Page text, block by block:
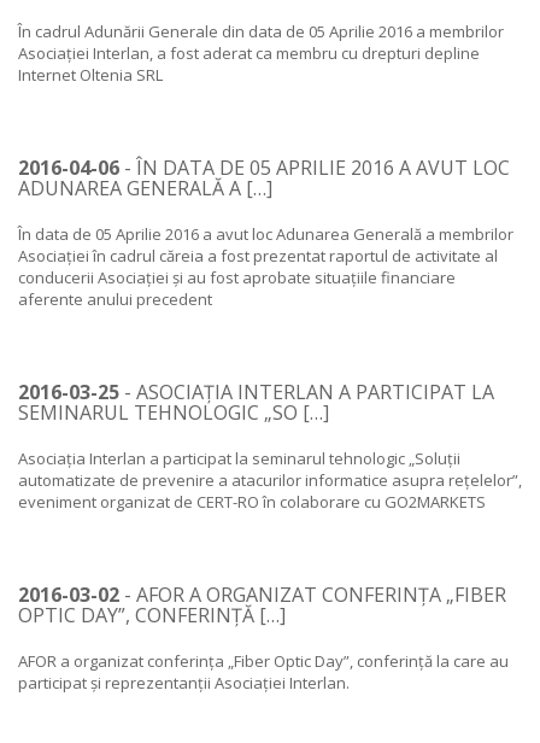
În cadrul Adunării Generale din data de 05 Aprilie 2016 a membrilor
Asociației Interlan, a fost aderat ca membru cu drepturi depline
Internet Oltenia SRL
2016-04-06 - ÎN DATA DE 05 APRILIE 2016 A AVUT LOC
ADUNAREA GENERALĂ A […]
În data de 05 Aprilie 2016 a avut loc Adunarea Generală a membrilor
Asociației în cadrul căreia a fost prezentat raportul de activitate al
conducerii Asociației și au fost aprobate situațiile financiare
aferente anului precedent
2016-03-25 - ASOCIAȚIA INTERLAN A PARTICIPAT LA
SEMINARUL TEHNOLOGIC „SO […]
Asociația Interlan a participat la seminarul tehnologic „Soluții
automatizate de prevenire a atacurilor informatice asupra rețelelor”,
eveniment organizat de CERT-RO în colaborare cu GO2MARKETS
2016-03-02 - AFOR A ORGANIZAT CONFERINȚA „FIBER
OPTIC DAY”, CONFERINȚĂ […]
AFOR a organizat conferința „Fiber Optic Day”, conferință la care au
participat și reprezentanții Asociației Interlan.